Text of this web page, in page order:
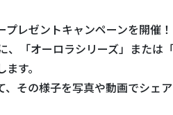
レゼントキャンペーンを開催！
「オーロラシリーズ」または
す。
その様子を写真や動画でシェア